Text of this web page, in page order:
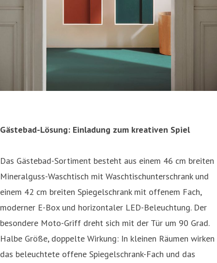
Gästebad-Lösung: Einladung zum kreativen Spiel
Das Gästebad-Sortiment besteht aus einem 46 cm breiten
Mineralguss-Waschtisch mit Waschtischunterschrank und
einem 42 cm breiten Spiegelschrank mit offenem Fach,
moderner E-Box und horizontaler LED-Beleuchtung. Der
besondere Moto-Griff dreht sich mit der Tür um 90 Grad.
Halbe Größe, doppelte Wirkung: In kleinen Räumen wirken
das beleuchtete offene Spiegelschrank-Fach und das